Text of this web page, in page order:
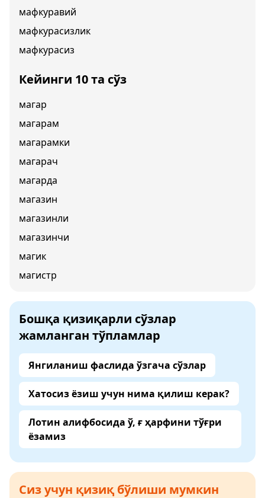
мафкуравий
мафкурасизлик
мафкурасиз
Кейинги 10 та сўз
магар
магарам
магарамки
магарач
магарда
магазин
магазинли
магазинчи
магик
магистр
Бошқа қизиқарли сўзлар
жамланган тўпламлар
Янгиланиш фаслида ўзгача сўзлар
Хатосиз ёзиш учун нима қилиш керак?
Лотин алифбосида ў, ғ ҳарфини тўғри
ёзамиз
Сиз учун қизиқ бўлиши мумкин